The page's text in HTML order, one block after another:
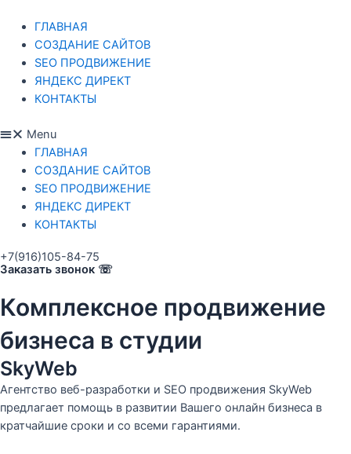
content
ГЛАВНАЯ
СОЗДАНИЕ САЙТОВ
SEO ПРОДВИЖЕНИЕ
ЯНДЕКС ДИРЕКТ
КОНТАКТЫ
Menu
ГЛАВНАЯ
СОЗДАНИЕ САЙТОВ
SEO ПРОДВИЖЕНИЕ
ЯНДЕКС ДИРЕКТ
КОНТАКТЫ
+7(916)105-84-75
Заказать звонок ☏
Комплексное продвижение
бизнеса в студии
SkyWeb
Агентство веб-разработки и SEO продвижения SkyWeb
предлагает помощь в развитии Вашего онлайн бизнеса в
кратчайшие сроки и со всеми гарантиями.